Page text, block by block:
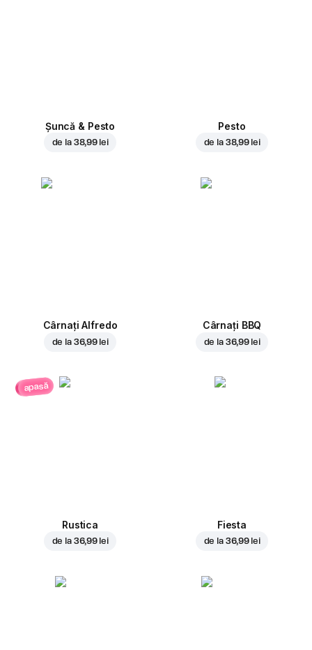
Șuncă & Pesto
de la 38,99 lei
Pesto
de la 38,99 lei
Cârnați Alfredo
de la 36,99 lei
Cârnați BBQ
de la 36,99 lei
apasă
Rustica
de la 36,99 lei
Fiesta
de la 36,99 lei